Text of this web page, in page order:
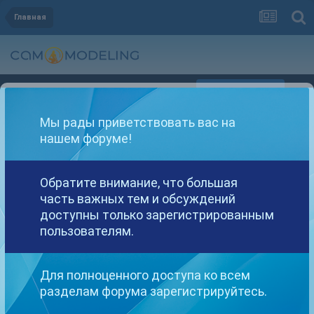
Главная
Уже зарегистрированы? Войти
Другие варианты поиска
Найдено: 1 результат
СОРТИРОВКА
Мы рады приветствовать вас на
нашем форуме!
Обратите внимание, что большая
часть важных тем и обсуждений
доступны только зарегистрированным
пользователям.
Для полноценного доступа ко всем
разделам форума зарегистрируйтесь.